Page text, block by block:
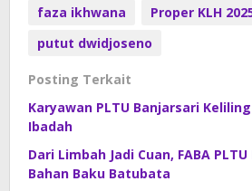
faza ikhwana
Proper KLH
putut dwidjoseno
Posting Terkait
Karyawan PLTU Banjarsari
Ibadah
Dari Limbah Jadi Cuan, FABA
Bahan Baku Batubata